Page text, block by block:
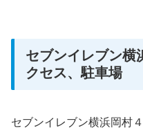
セブンイレブン横
クセス、駐車場
セブンイレブン横浜岡村